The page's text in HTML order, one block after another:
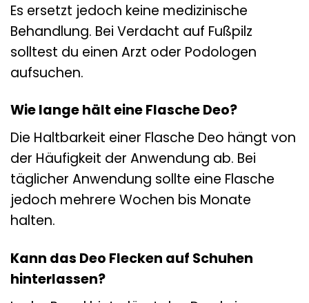
Es ersetzt jedoch keine medizinische
Behandlung. Bei Verdacht auf Fußpilz
solltest du einen Arzt oder Podologen
aufsuchen.
Wie lange hält eine Flasche Deo?
Die Haltbarkeit einer Flasche Deo hängt von
der Häufigkeit der Anwendung ab. Bei
täglicher Anwendung sollte eine Flasche
jedoch mehrere Wochen bis Monate
halten.
Kann das Deo Flecken auf Schuhen
hinterlassen?